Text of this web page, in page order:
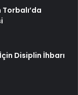
Disiplin İhbarı